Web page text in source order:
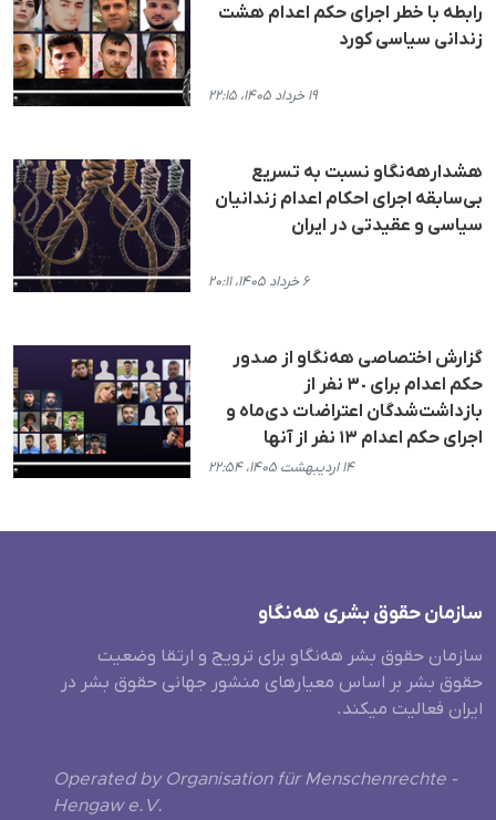
رابطە با خطر اجرای حکم اعدام هشت
زندانی سیاسی کورد
۱۹ خرداد ۱۴۰۵، ۲۲:۱۵
هشدارهه‌نگاو نسبت به تسریع
بی‌سابقه اجرای احکام اعدام زندانیان
سیاسی و عقیدتی در ایران
۶ خرداد ۱۴۰۵، ۲۰:۱۱
گزارش اختصاصی هه‌نگاو از صدور
حکم اعدام برای ٣٠ نفر از
بازداشت‌شدگان اعتراضات دی‌ماه و
اجرای حکم اعدام ١٣ نفر از آنها
۱۴ اردیبهشت ۱۴۰۵، ۲۲:۵۴
سازمان حقوق بشری هەنگاو
سازمان حقوق بشر هه‌نگاو برای ترویج و ارتقا وضعیت
حقوق بشر بر اساس معیارهای منشور جهانی حقوق بشر در
ایران فعالیت میکند.
Operated by Organisation für Menschenrechte -
Hengaw e.V.